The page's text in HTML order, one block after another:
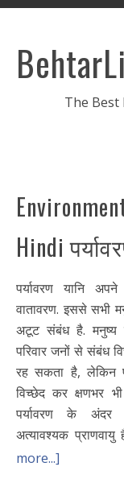
The Best
Hindi
पर्यावरण यानि
वातावरण. इससे सभी
अटूट संबंध है. मनुष्य
परिवार जनों से संबंध
रह सकता है, लेकिन
विच्छेद कर क्षणभर
पर्यावरण के
अत्यावश्यक
more...]